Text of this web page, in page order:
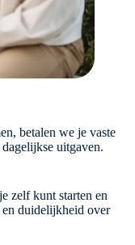
betalen we je vaste
uitgaven.
zelf kunt starten en
en duidelijkheid over